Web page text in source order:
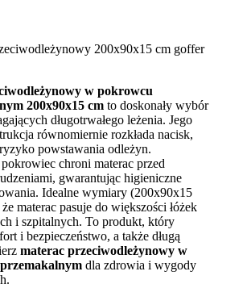
w pokrowcu
200x90x15 cm to doskonały wybór
długotrwałego leżenia. Jego
równomiernie rozkłada nacisk,
powstawania odleżyn.
chroni materac przed
gwarantując higieniczne
Idealne wymiary (200x90x15
materac pasuje do większości łóżek
i szpitalnych. To produkt, który
i bezpieczeństwo, a także długą
materac przeciwodleżynowy w
dla zdrowia i wygody